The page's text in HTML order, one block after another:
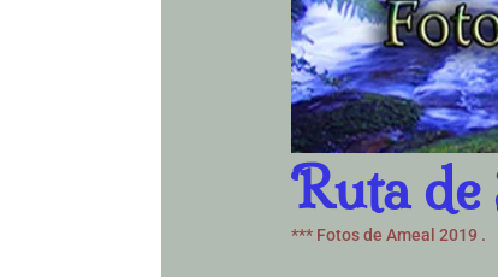
Ruta de
*** Fotos de Ameal 2019 .